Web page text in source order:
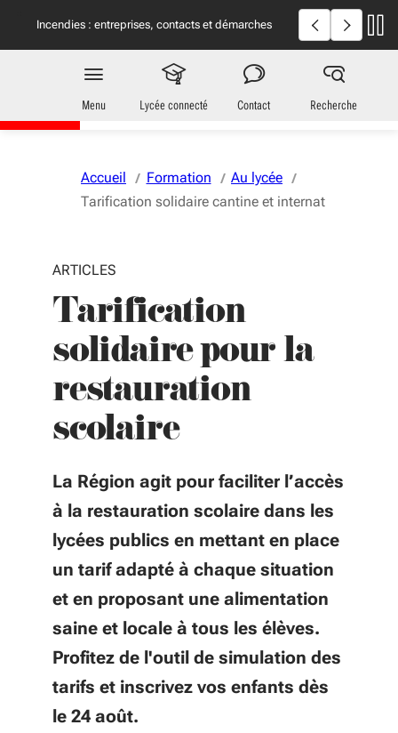
Incendies : entreprises, contacts et démarches
Incendies en
utiles
Jeunes
en Nouvelle-Aquitaine
Menu Lycée connecté Contact Recherche
Accueil Formation
Au lycée
Tarification solidaire cantine et internat
ARTICLES
Tarification
solidaire pour la
restauration
scolaire
La Région agit pour faciliter l’accès
à la restauration scolaire dans les
lycées publics en mettant en place
un tarif adapté à chaque situation
et en proposant une alimentation
saine et locale à tous les élèves.
Profitez de l'outil de simulation des
tarifs et inscrivez vos enfants dès
le 24 août.